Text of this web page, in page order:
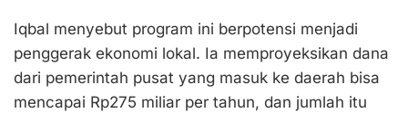
Iqbal menyebut program ini berpotensi menjadi
penggerak ekonomi lokal. Ia memproyeksikan dana
dari pemerintah pusat yang masuk ke daerah bisa
mencapai Rp275 miliar per tahun, dan jumlah itu